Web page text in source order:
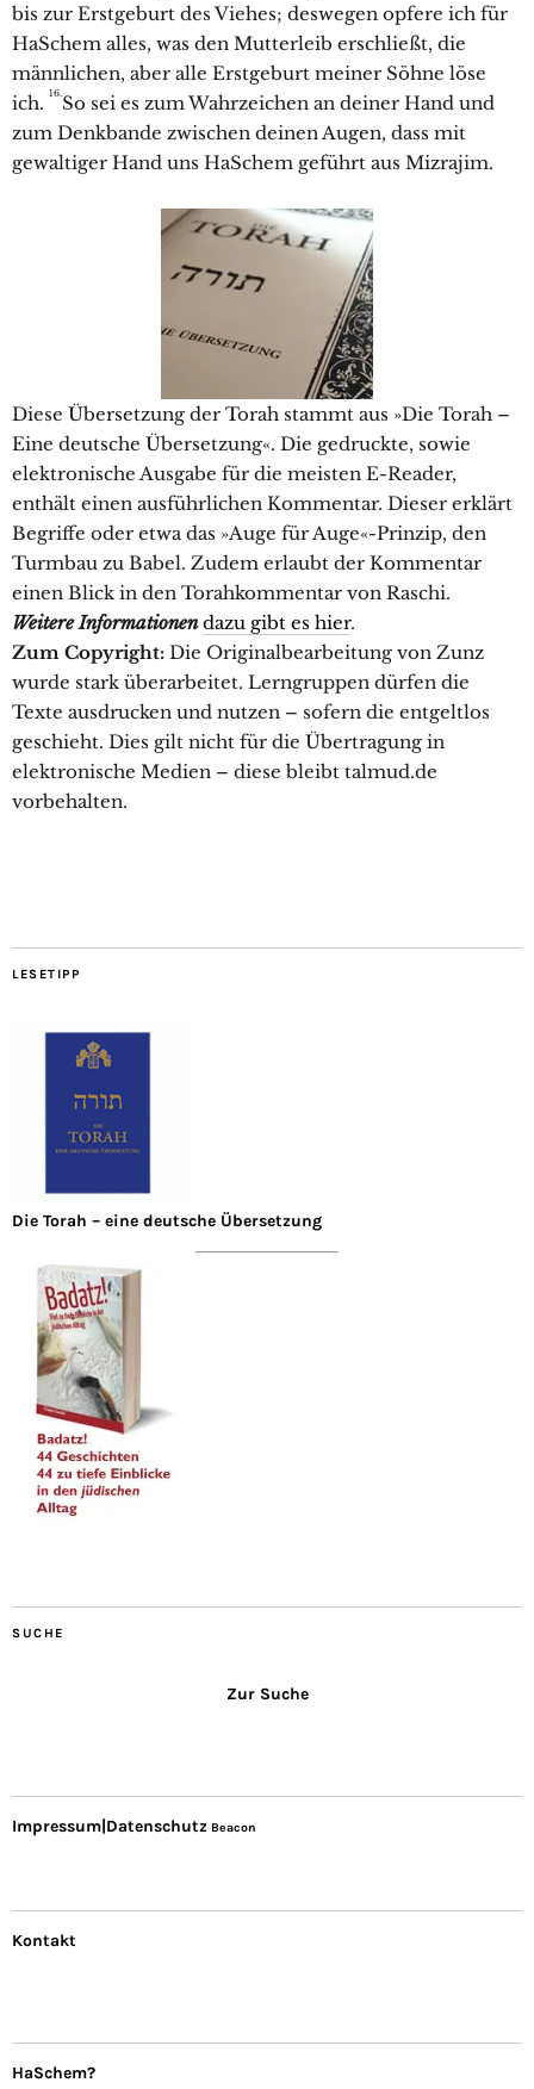
bis zur Erstgeburt des Viehes; deswegen opfere ich für
HaSchem alles, was den Mutterleib erschließt, die
männlichen, aber alle Erstgeburt meiner Söhne löse
ich. 16.So sei es zum Wahrzeichen an deiner Hand und
zum Denkbande zwischen deinen Augen, dass mit
gewaltiger Hand uns HaSchem geführt aus Mizrajim.
Diese Übersetzung der Torah stammt aus »Die Torah –
Eine deutsche Übersetzung«. Die gedruckte, sowie
elektronische Ausgabe für die meisten E-Reader,
enthält einen ausführlichen Kommentar. Dieser erklärt
Begriffe oder etwa das »Auge für Auge«-Prinzip, den
Turmbau zu Babel. Zudem erlaubt der Kommentar
einen Blick in den Torahkommentar von Raschi.
Weitere Informationen dazu gibt es hier.
Zum Copyright: Die Originalbearbeitung von Zunz
wurde stark überarbeitet. Lerngruppen dürfen die
Texte ausdrucken und nutzen – sofern die entgeltlos
geschieht. Dies gilt nicht für die Übertragung in
elektronische Medien – diese bleibt talmud.de
vorbehalten.
LESETIPP
Die Torah – eine deutsche Übersetzung
SUCHE
Zur Suche
Impressum|Datenschutz Beacon
Kontakt
HaSchem?